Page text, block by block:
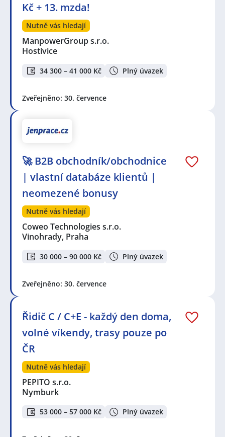
Kč + 13. mzda!
Nutně vás hledají
ManpowerGroup s.r.o.
Hostivice
34 300 – 41 000 Kč Plný úvazek
Zveřejněno: 30. července
🚀 B2B obchodník/obchodnice
| vlastní databáze klientů |
neomezené bonusy
Nutně vás hledají
Coweo Technologies s.r.o.
Vinohrady, Praha
30 000 – 90 000 Kč Plný úvazek
Zveřejněno: 30. července
Řidič C / C+E - každý den doma,
volné víkendy, trasy pouze po
ČR
Nutně vás hledají
PEPITO s.r.o.
Nymburk
53 000 – 57 000 Kč Plný úvazek